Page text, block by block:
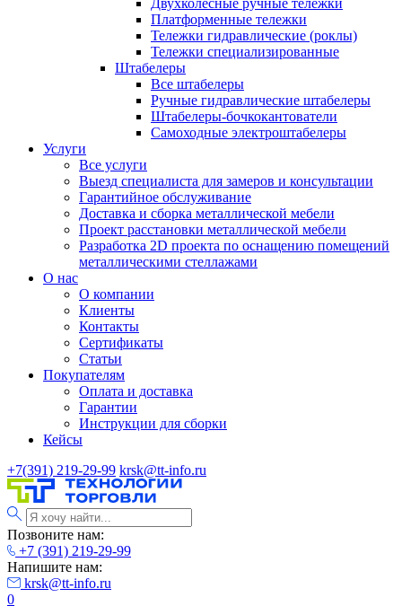
Двухколесные ручные тележки
Платформенные тележки
Тележки гидравлические (роклы)
Тележки специализированные
Штабелеры
Все штабелеры
Ручные гидравлические штабелеры
Штабелеры-бочкокантователи
Самоходные электроштабелеры
Услуги
Все услуги
Выезд специалиста для замеров и консультации
Гарантийное обслуживание
Доставка и сборка металлической мебели
Проект расстановки металлической мебели
Разработка 2D проекта по оснащению помещений
металлическими стеллажами
О нас
О компании
Клиенты
Контакты
Сертификаты
Статьи
Покупателям
Оплата и доставка
Гарантии
Инструкции для сборки
Кейсы
+7(391) 219-29-99 krsk@tt-info.ru
Позвоните нам:
+7 (391) 219-29-99
Напишите нам:
krsk@tt-info.ru
0